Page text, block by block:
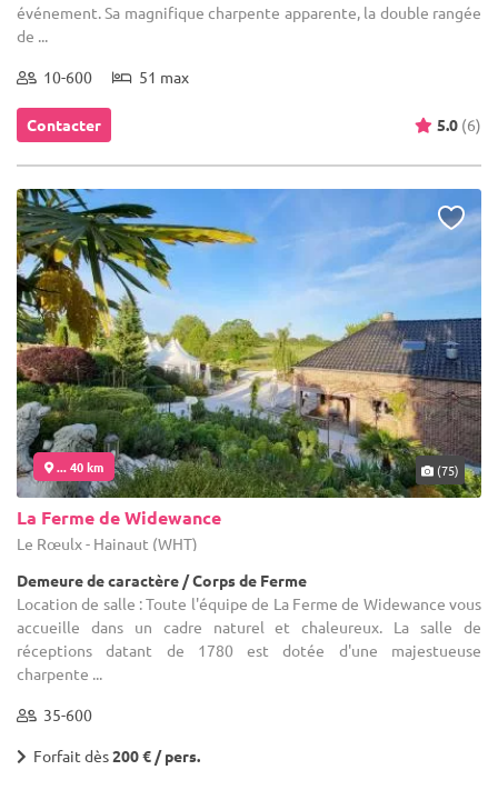
événement. Sa magnifique charpente apparente, la double rangée
de ...
10-600 51 max
Contacter 5.0 (6)
... 40 km (75)
La Ferme de Widewance
Le Rœulx - Hainaut (WHT)
Demeure de caractère / Corps de Ferme
Location de salle : Toute l'équipe de La Ferme de Widewance vous
accueille dans un cadre naturel et chaleureux. La salle de
réceptions datant de 1780 est dotée d'une majestueuse
charpente ...
35-600
Forfait dès200 € / pers.